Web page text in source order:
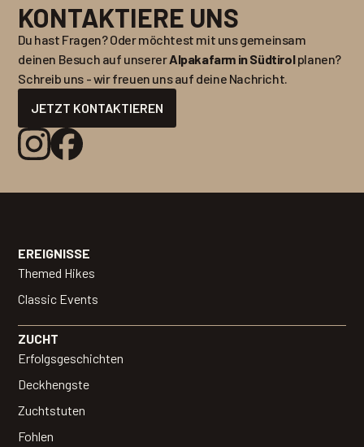
KONTAKTIERE UNS
Du hast Fragen? Oder möchtest mit uns gemeinsam
deinen Besuch auf unsererAlpakafarm in Südtirolplanen?
Schreib uns - wir freuen uns auf deine Nachricht.
JETZT KONTAKTIEREN
EREIGNISSE
Themed Hikes
Classic Events
ZUCHT
Erfolgsgeschichten
Deckhengste
Zuchtstuten
Fohlen